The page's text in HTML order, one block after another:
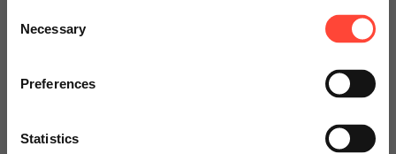
Selection
Necessary
Preferences
Statistics
specially adapted offers and